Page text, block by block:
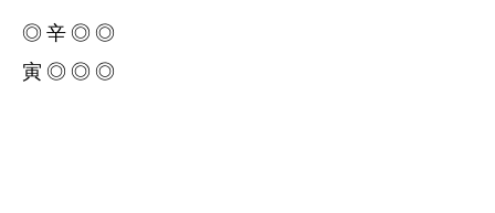
◎ 辛 ◎ ◎
寅 ◎ ◎ ◎